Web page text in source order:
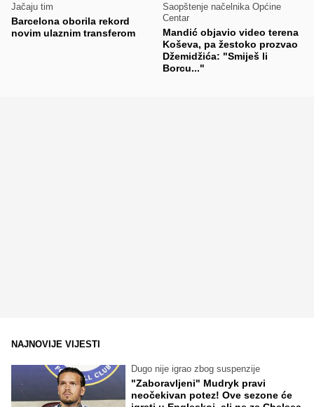
Jačaju tim
Barcelona oborila rekord
novim ulaznim transferom
Saopštenje načelnika Općine
Centar
Mandić objavio video terena
Koševa, pa žestoko prozvao
Džemidžića: "Smiješ li
Borcu..."
NAJNOVIJE VIJESTI
Dugo nije igrao zbog suspenzije
"Zaboravljeni" Mudryk pravi
neočekivan potez! Ove sezone će